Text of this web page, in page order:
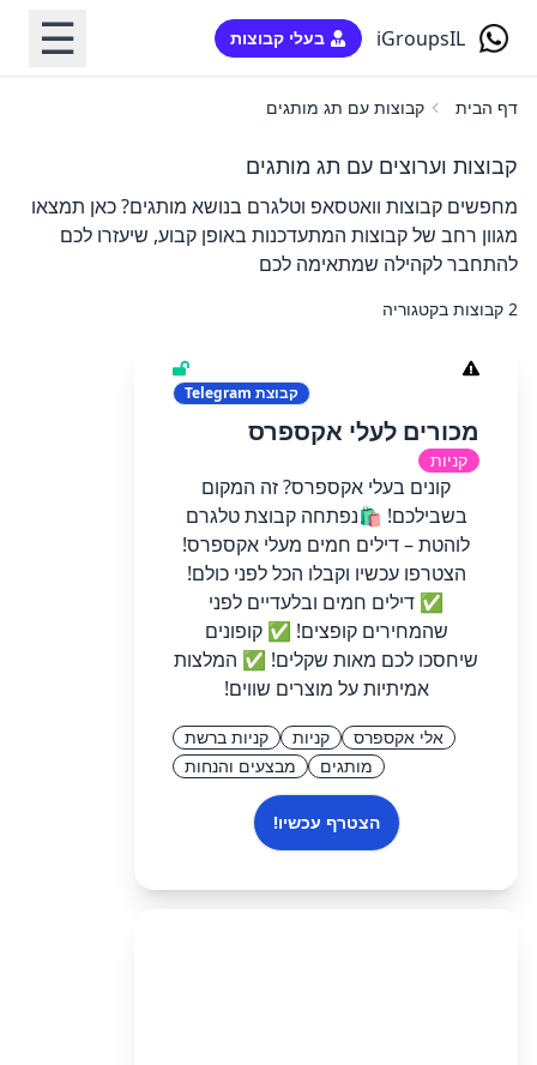
iGroupsIL בעלי קבוצות ☰
דף הבית קבוצות עם תג מותגים
קבוצות וערוצים עם תג מותגים
מחפשים קבוצות וואטסאפ וטלגרם בנושא מותגים? כאן תמצאו
מגוון רחב של קבוצות המתעדכנות באופן קבוע, שיעזרו לכם
להתחבר לקהילה שמתאימה לכם
2 קבוצות בקטגוריה
קבוצת
מכורים לעלי אקספרס
קניות
קונים בעלי אקספרס? זה המקום
בשבילכם! 🛍️נפתחה קבוצת טלגרם
לוהטת – דילים חמים מעלי אקספרס!
הצטרפו עכשיו וקבלו הכל לפני כולם!
✅ דילים חמים ובלעדיים לפני
שהמחירים קופצים! ✅ קופונים
שיחסכו לכם מאות שקלים! ✅ המלצות
אמיתיות על מוצרים שווים!
אלי אקספרס קניות
קניות ברשת
מותגים
מבצעים והנחות
הצטרף עכשיו!